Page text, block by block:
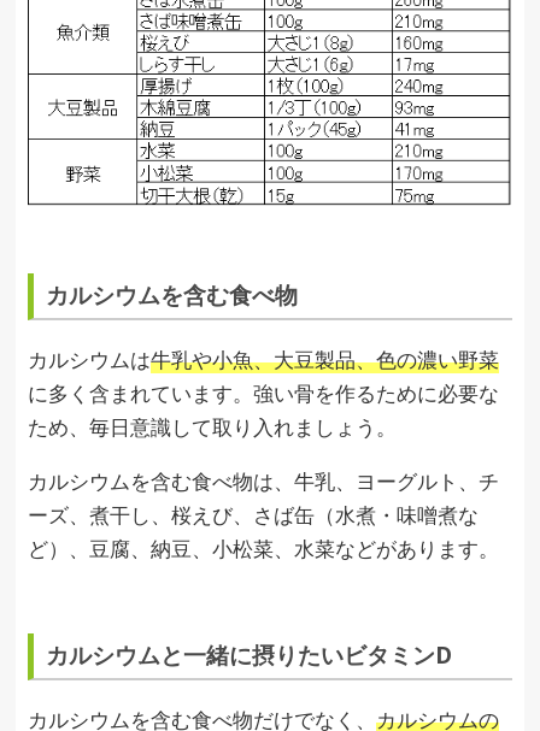
カルシウムを含む食べ物
カルシウムは牛乳や小魚、大豆製品、色の濃い野菜
に多く含まれています。強い骨を作るために必要な
ため、毎日意識して取り入れましょう。
カルシウムを含む食べ物は、牛乳、ヨーグルト、チ
ーズ、煮干し、桜えび、さば缶（水煮・味噌煮な
ど）、豆腐、納豆、小松菜、水菜などがあります。
カルシウムと一緒に摂りたいビタミンD
カルシウムを含む食べ物だけでなく、カルシウムの